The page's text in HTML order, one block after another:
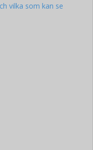
vilka som kan se